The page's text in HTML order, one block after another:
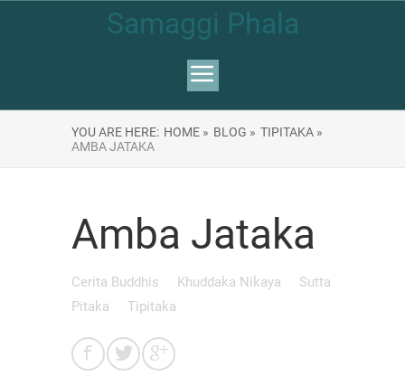
Samaggi Phala
YOU ARE HERE: HOME » BLOG » TIPITAKA »
AMBA JATAKA
Amba Jataka
Cerita Buddhis Khuddaka Nikaya
Sutta
Pitaka
Tipitaka